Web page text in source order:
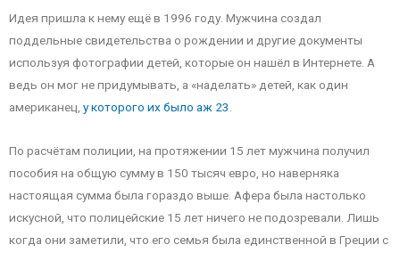
Идея пришла к нему ещё в 1996 году. Мужчина создал
поддельные свидетельства о рождении и другие документы
используя фотографии детей, которые он нашёл в Интернете. А
ведь он мог не придумывать, а «наделать» детей, как один
американец, у которого их было аж 23
По расчётам полиции, на протяжении 15 лет мужчина получил
пособия на общую сумму в 150 тысяч евро, но наверняка
настоящая сумма была гораздо выше. Афера была настолько
искусной, что полицейские 15 лет ничего не подозревали. Лишь
когда они заметили, что его семья была единственной в Греции с